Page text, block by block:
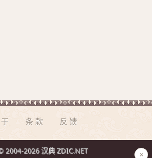
条款 反馈
2004-2026 汉典 ZDIC.NET ×